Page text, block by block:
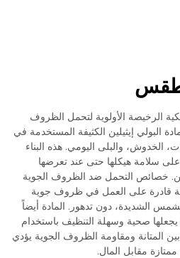
الرخيصة الأولوية لتحمل الظروف
البولي إيثيلين الكثيفة المستخدمة في
الخدوش، والبلى اليومي. هذه البناء
سلامة هيكلها حتى عند تعرضها
خصائص التحمل ضد الظروف الجوية
قادرة على العمل في ظروف جوية
الشديدة، دون تدهور. المادة أيضاً
صحية وسهلة التنظيف باستخدام
المتانة ومقاومة الظروف الجوية يؤدي
مقابل المال.